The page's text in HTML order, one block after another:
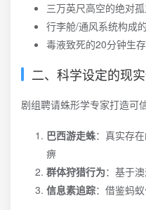
三万英尺高空的绝对
行李舱/通风系统构成
毒液致死的20分钟生
二、科学设定的现
剧组聘请蛛形学专家打造可
巴西游走蛛：真实存
痹
群体狩猎行为：基于
信息素追踪：借鉴蚂